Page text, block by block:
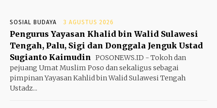
SOSIAL BUDAYA 3 AGUSTUS 2026
Pengurus Yayasan Khalid bin Walid Sulawesi
Tengah, Palu, Sigi dan Donggala Jenguk Ustad
Sugianto Kaimudin
POSONEWS.ID - Tokoh dan
pejuang Umat Muslim Poso dan sekaligus sebagai
pimpinan Yayasan Kahlid bin Walid Sulawesi Tengah
Ustadz...